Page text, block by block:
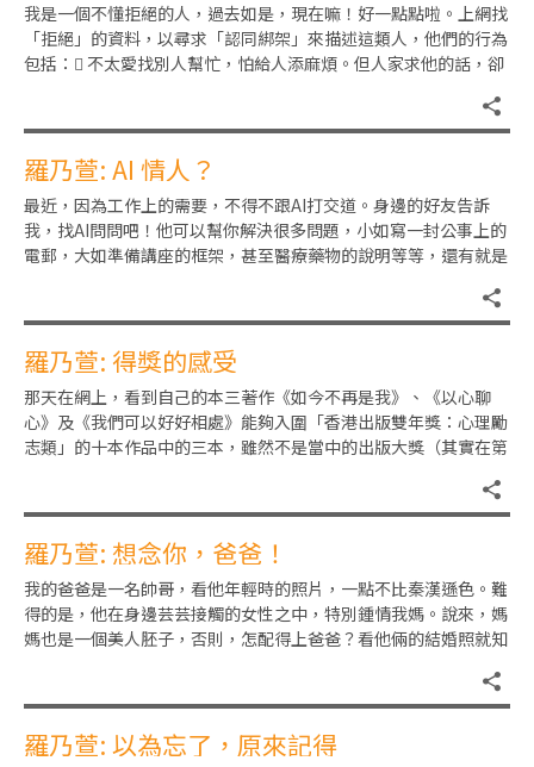
我是一個不懂拒絕的人，過去如是，現在嘛！好一點點啦。上網找
「拒絕」的資料，以尋求「認同綁架」來描述這類人，他們的行為
包括： 不太愛找別人幫忙，怕給人添麻煩。但人家求他的話，卻
羅乃萱: AI 情人？
最近，因為工作上的需要，不得不跟AI打交道。身邊的好友告訴
我，找AI問問吧！他可以幫你解決很多問題，小如寫一封公事上的
電郵，大如準備講座的框架，甚至醫療藥物的說明等等，還有就是
羅乃萱: 得獎的感受
那天在網上，看到自己的本三著作《如今不再是我》、《以心聊
心》及《我們可以好好相處》能夠入圍「香港出版雙年獎：心理勵
志類」的十本作品中的三本，雖然不是當中的出版大獎（其實在第
羅乃萱: 想念你，爸爸！
我的爸爸是一名帥哥，看他年輕時的照片，一點不比秦漢遜色。難
得的是，他在身邊芸芸接觸的女性之中，特別鍾情我媽。說來，媽
媽也是一個美人胚子，否則，怎配得上爸爸？看他倆的結婚照就知
羅乃萱: 以為忘了，原來記得